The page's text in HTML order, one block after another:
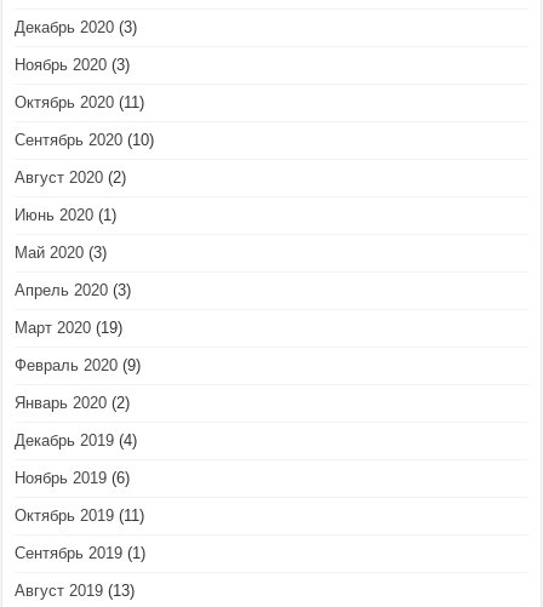
Декабрь 2020 (3)
Ноябрь 2020 (3)
Октябрь 2020 (11)
Сентябрь 2020 (10)
Август 2020 (2)
Июнь 2020 (1)
Май 2020 (3)
Апрель 2020 (3)
Март 2020 (19)
Февраль 2020 (9)
Январь 2020 (2)
Декабрь 2019 (4)
Ноябрь 2019 (6)
Октябрь 2019 (11)
Сентябрь 2019 (1)
Август 2019 (13)